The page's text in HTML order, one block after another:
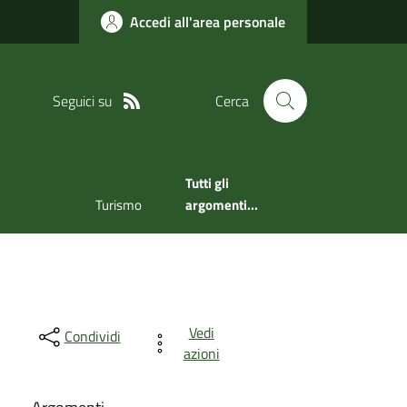
Accedi all'area personale
Seguici su Cerca
Turismo
Tutti gli
argomenti...
Condividi
Vedi
azioni